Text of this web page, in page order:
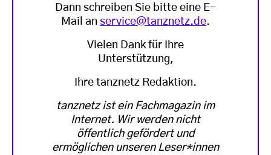
Dann schreiben Sie bitte eine E-
Mail an service@tanznetz.de.
Vielen Dank für Ihre
Unterstützung,
Ihre tanznetz Redaktion.
tanznetz ist ein Fachmagazin im
Internet. Wir werden nicht
öffentlich gefördert und
ermöglichen unseren Leser*innen